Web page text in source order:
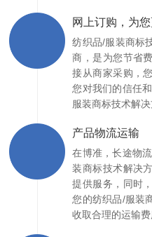
网上订购，为
纺织品/服装商标
商，是为您节省
接从商家采购，
您对我们的信任
服装商标技术解决
产品物流运输
在博准，长途物
装商标技术解决
提供服务，同时
您的纺织品/服装
收取合理的运输费